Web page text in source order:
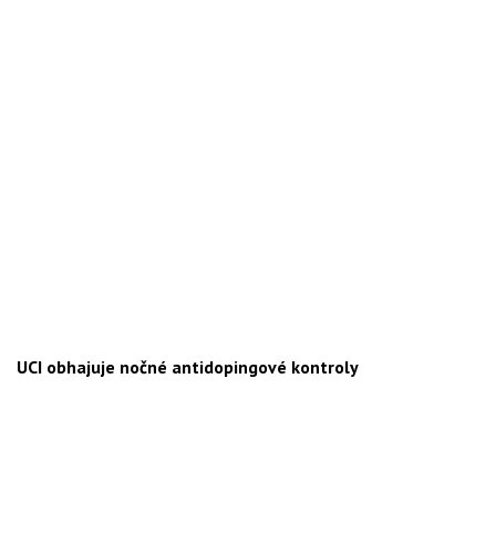
UCI obhajuje nočné antidopingové kontroly